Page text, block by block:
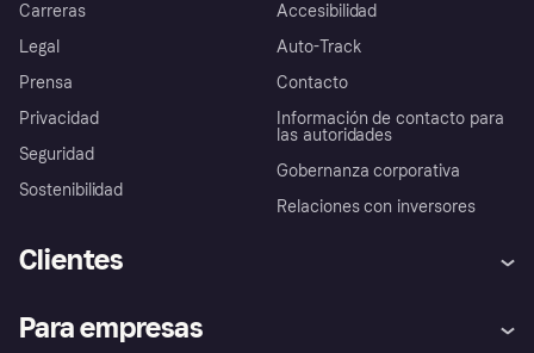
Carreras
Legal
Prensa
Privacidad
Seguridad
Sostenibilidad
Accesibilidad
Auto-Track
Contacto
Información de contacto para
las autoridades
Gobernanza corporativa
Relaciones con inversores
Clientes
Inicio de sesión
Para empresas